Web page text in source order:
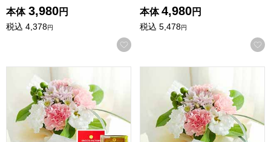
本体 3,980円
税込 4,378円
お気に入りに登録する
本体 4,980円
税込 5,478円